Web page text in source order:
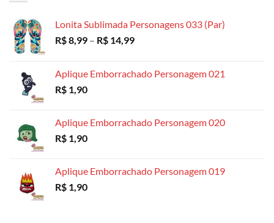
Lonita Sublimada Personagens 033 (Par)
R$8,99 – R$ 14,99Faixa
R$ 8,99
Aplique Emborrachado Personagem 021
R$ 1,90
Aplique Emborrachado Personagem 020
R$ 1,90
Aplique Emborrachado Personagem 019
R$ 1,90